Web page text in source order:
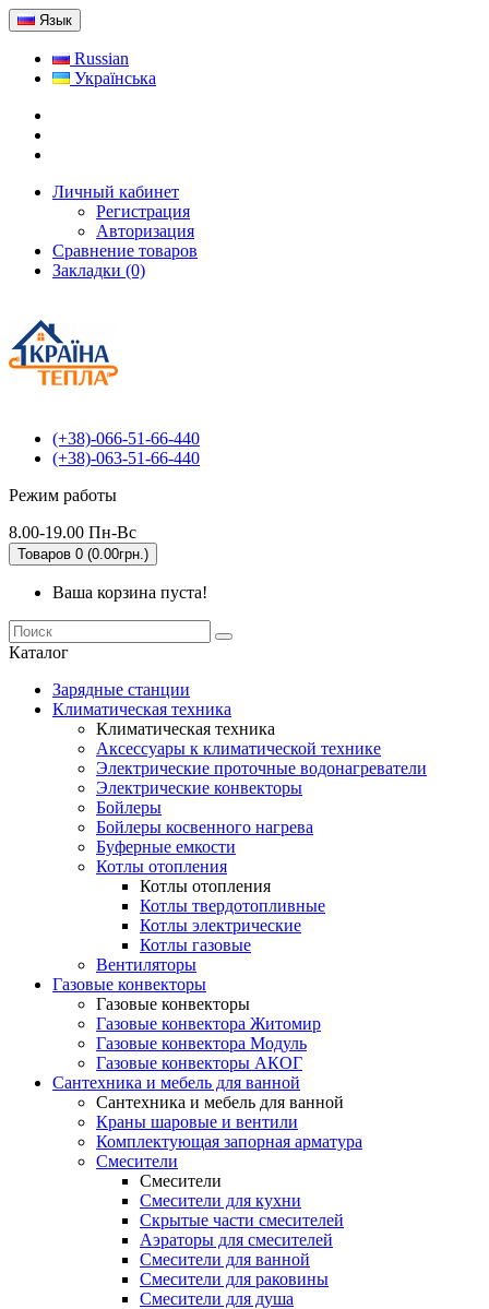
Язык
Russian
Українська
Личный кабинет
Регистрация
Авторизация
Сравнение товаров
Закладки (0)
(+38)-066-51-66-440
(+38)-063-51-66-440
Режим работы
8.00-19.00 Пн-Вс
Товаров 0 (0.00грн.)
Ваша корзина пуста!
Каталог
Зарядные станции
Климатическая техника
Климатическая техника
Аксессуары к климатической технике
Электрические проточные водонагреватели
Электрические конвекторы
Бойлеры
Бойлеры косвенного нагрева
Буферные емкости
Котлы отопления
Котлы отопления
Котлы твердотопливные
Котлы электрические
Котлы газовые
Вентиляторы
Газовые конвекторы
Газовые конвекторы
Газовые конвектора Житомир
Газовые конвектора Модуль
Газовые конвекторы АКОГ
Сантехника и мебель для ванной
Сантехника и мебель для ванной
Краны шаровые и вентили
Комплектующая запорная арматура
Смесители
Смесители
Смесители для кухни
Скрытые части смесителей
Аэраторы для смесителей
Смесители для ванной
Смесители для раковины
Смесители для душа